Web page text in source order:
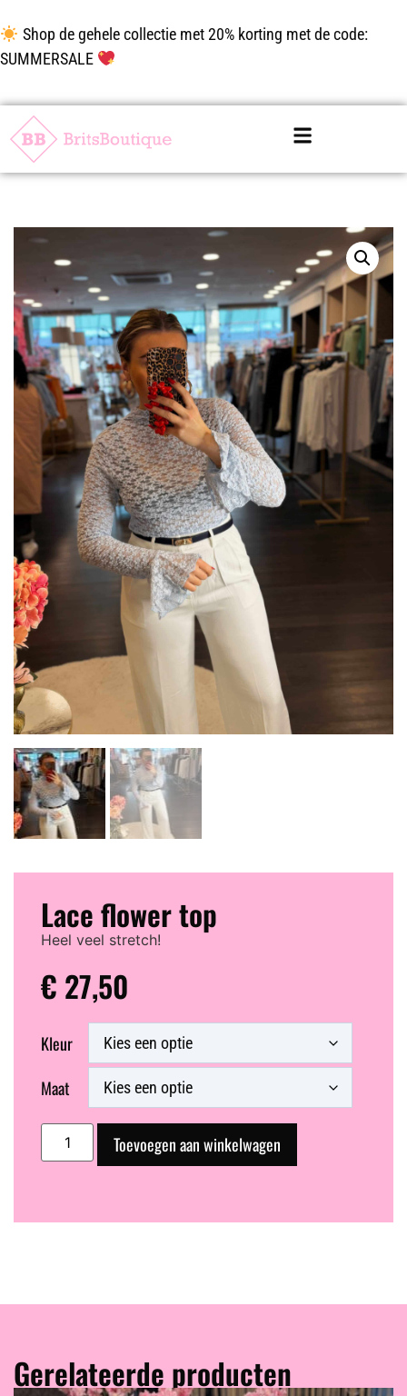
Shop de gehele collectie met 20% korting met de code:
SUMMERSALE
Lace flower top
Heel veel stretch!
€ 27,50
Kleur
Maat
Toevoegen aan winkelwagen
Gerelateerde producten